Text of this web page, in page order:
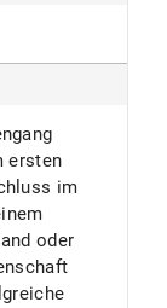
ersten
im
oder